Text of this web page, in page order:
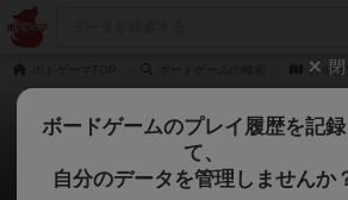
カルカ
カルカソンヌ
こかど＠サンセットゲームズのリプレイ日記
ボードゲームのプレイ履歴を記録
て、
自分のデータを管理しませんか